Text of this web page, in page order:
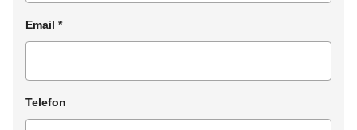
Email *
Telefon